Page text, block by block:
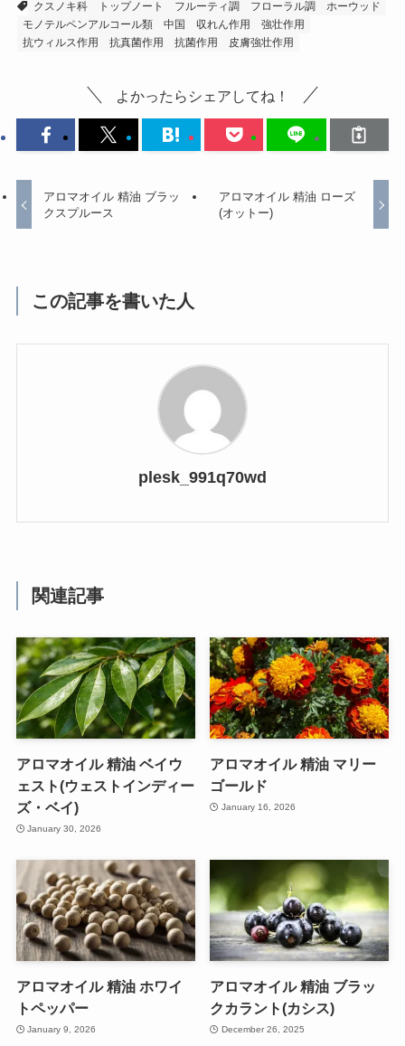
クスノキ科 トップノート フルーティ調 フローラル調
ホーウッド
モノテルペンアルコール類
中国 収れん作用
強壮作用
抗ウィルス作用
抗真菌作用 抗菌作用 皮膚強壮作用
よかったらシェアしてね！
アロマオイル 精油 ブラッ
クスプルース
アロマオイル 精油 ローズ
(オットー)
この記事を書いた人
plesk_991q70wd
関連記事
アロマオイル 精油 ベイウ
ェスト(ウェストインディー
ズ・ベイ)
January 30, 2026
アロマオイル 精油 マリー
ゴールド
January 16, 2026
アロマオイル 精油 ホワイ
トペッパー
January 9, 2026
アロマオイル 精油 ブラッ
クカラント(カシス)
December 26, 2025